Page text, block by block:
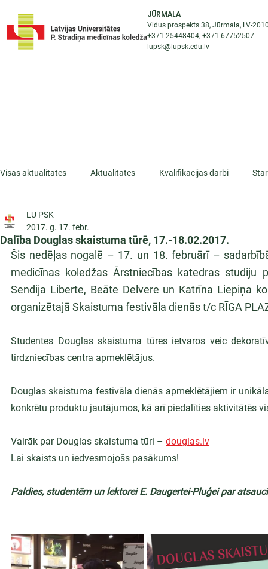
JŪRMALA
Vidus prospekts 38, Jūrmala, LV-
+371 25448404, +371 67752507
lupsk@lupsk.edu.lv
Visas aktualitātes Aktualitātes Kvalifikācijas darbi
ESF projekti
Dalība Douglas skaistuma tūrē, 17.-18.02.2017.
LU PSK
2017. g. 17. febr.
Šis nedēļas nogalē – 17. un 18. februārī –
medicīnas koledžas Ārstniecības katedras studiju
Sendija Liberte, Beāte Delvere un Katrīna Liepiņa
organizētajā Skaistuma festivāla dienās t/c RĪGA
Studentes Douglas skaistuma tūres ietvaros veic
tirdzniecības centra apmeklētājus.
Douglas skaistuma festivāla dienās apmeklētājiem ir
konkrētu produktu jautājumos, kā arī piedalīties aktivitātēs
Vairāk par Douglas skaistuma tūri – douglas.lv
Lai skaists un iedvesmojošs pasākums!
Paldies, studentēm un lektorei E. Daugertei-Pluģei par